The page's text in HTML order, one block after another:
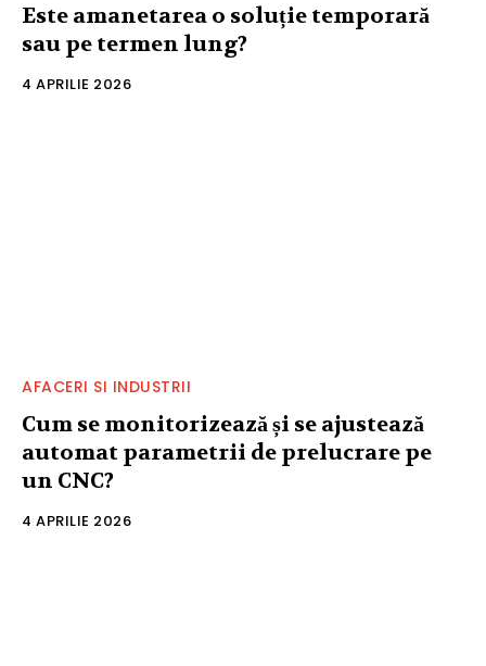
Este amanetarea o soluție temporară
sau pe termen lung?
4 APRILIE 2026
AFACERI SI INDUSTRII
Cum se monitorizează și se ajustează
automat parametrii de prelucrare pe
un CNC?
4 APRILIE 2026